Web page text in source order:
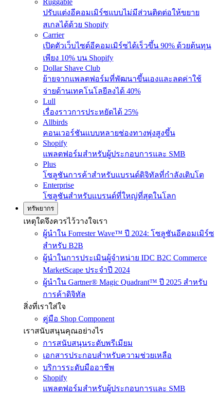
Ruggable
ปรับแต่งอีคอมเมิร์ซแบบไม่มีส่วนติดต่อให้ขยาย
สเกลได้ด้วย Shopify
Carrier
เปิดตัวเว็บไซต์อีคอมเมิร์ซได้เร็วขึ้น 90% ด้วยต้นทุน
เพียง 10% บน Shopify
Dollar Shave Club
ย้ายจากแพลตฟอร์มที่พัฒนาขึ้นเองและลดค่าใช้
จ่ายด้านเทคโนโลยีลงได้ 40%
Lull
เรื่องราวการประหยัดได้ 25%
Allbirds
คอนเวอร์ชันแบบหลายช่องทางพุ่งสูงขึ้น
Shopify
แพลตฟอร์มสำหรับผู้ประกอบการและ SMB
Plus
โซลูชันการค้าสำหรับแบรนด์ดิจิทัลที่กำลังเติบโต
Enterprise
โซลูชันสำหรับแบรนด์ที่ใหญ่ที่สุดในโลก
ทรัพยากร
เหตุใดจึงควรไว้วางใจเรา
ผู้นำใน Forrester Wave™ ปี 2024: โซลูชันอีคอมเมิร์ซ
สำหรับ B2B
ผู้นำในการประเมินผู้จำหน่าย IDC B2C Commerce
MarketScape ประจำปี 2024
ผู้นำใน Gartner® Magic Quadrant™ ปี 2025 สำหรับ
การค้าดิจิทัล
สิ่งที่เราใส่ใจ
คู่มือ Shop Component
เราสนับสนุนคุณอย่างไร
การสนับสนุนระดับพรีเมียม
เอกสารประกอบสำหรับความช่วยเหลือ
บริการระดับมืออาชีพ
Shopify
แพลตฟอร์มสำหรับผู้ประกอบการและ SMB